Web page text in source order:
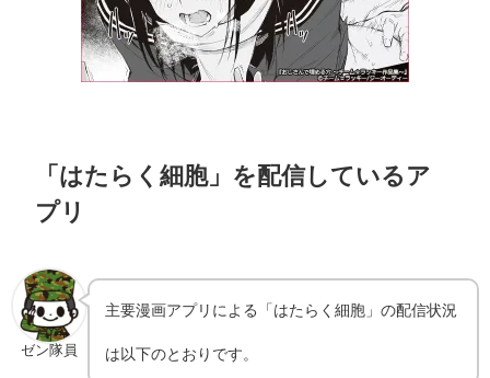
「はたらく細胞」を配信しているア
プリ
ゼン隊員
主要漫画アプリによる「はたらく細胞」の配信状況
は以下のとおりです。